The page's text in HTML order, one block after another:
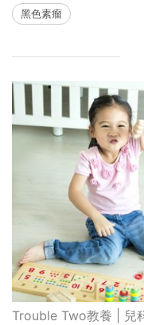
黑色素瘤
Trouble Two教養 | 兒